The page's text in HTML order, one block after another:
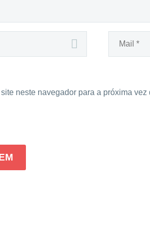
neste navegador para a próxima vez